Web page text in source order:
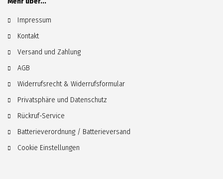
Impressum
Kontakt
Versand und Zahlung
AGB
Widerrufsrecht & Widerrufsformular
Privatsphäre und Datenschutz
Rückruf-Service
Batterieverordnung / Batterieversand
Cookie Einstellungen